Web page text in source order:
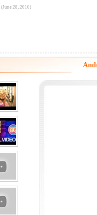
(June 28, 2010)